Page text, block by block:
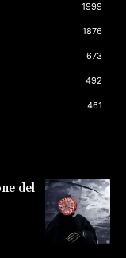
1999
1876
673
492
461
del